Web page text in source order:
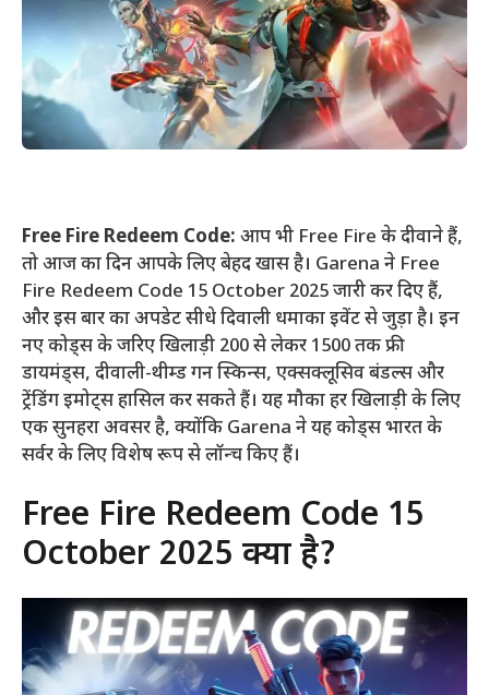
Free Fire Redeem Code: आप भी Free Fire के दीवाने हैं,
तो आज का दिन आपके लिए बेहद खास है। Garena ने Free
Fire Redeem Code 15 October 2025 जारी कर दिए हैं,
और इस बार का अपडेट सीधे दिवाली धमाका इवेंट से जुड़ा है। इन
नए कोड्स के जरिए खिलाड़ी 200 से लेकर 1500 तक फ्री
डायमंड्स, दीवाली-थीम्ड गन स्किन्स, एक्सक्लूसिव बंडल्स और
ट्रेंडिंग इमोट्स हासिल कर सकते हैं। यह मौका हर खिलाड़ी के लिए
एक सुनहरा अवसर है, क्योंकि Garena ने यह कोड्स भारत के
सर्वर के लिए विशेष रूप से लॉन्च किए हैं।
Free Fire Redeem Code 15
October 2025 क्या है?